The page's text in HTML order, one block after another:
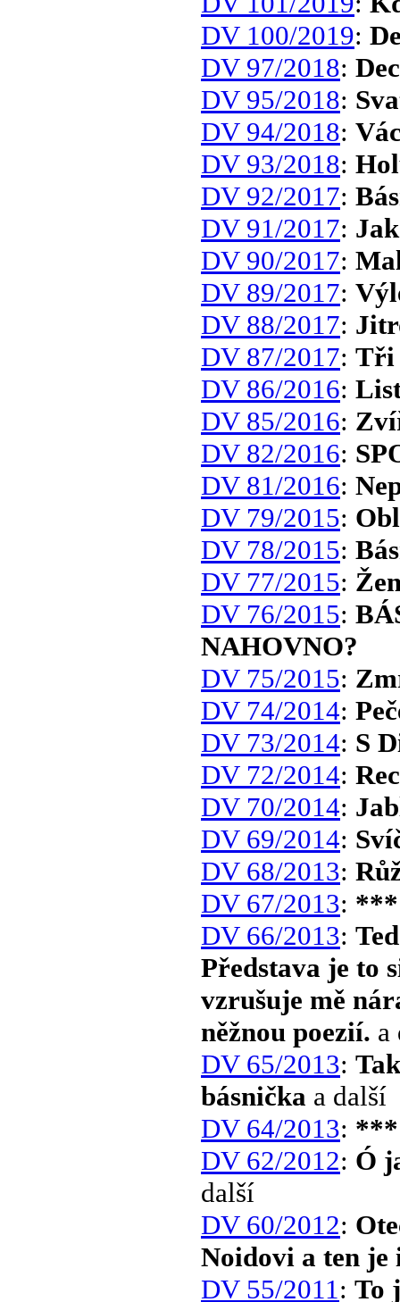
DV 100/2019:
DV 97/2018:
DV 95/2018:
DV 94/2018:
DV 93/2018:
DV 92/2017:
DV 91/2017:
DV 90/2017:
DV 89/2017:
DV 88/2017:
DV 87/2017: Tři
DV 86/2016:
DV 85/2016:
DV 82/2016:
DV 81/2016:
DV 79/2015:
DV 78/2015:
DV 77/2015:
DV 76/2015:
NAHOVNO?
DV 75/2015:
DV 74/2014:
DV 73/2014: S
DV 72/2014:
DV 70/2014:
DV 69/2014:
DV 68/2013:
DV 67/2013: ***
DV 66/2013:
Představa je to
vzrušuje mě
něžnou poezií. a
DV 65/2013:
básnička a další
DV 64/2013: ***
DV 62/2012: Ó
další
DV 60/2012:
Noidovi a ten
DV 55/2011 : To